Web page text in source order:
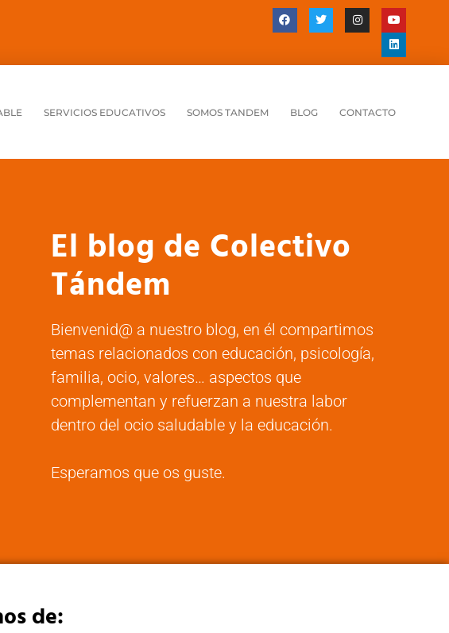
SERVICIOS EDUCATIVOS SOMOS TANDEM BLOG CONTACTO
El blog de Colectivo
Tándem
Bienvenid@ a nuestro blog, en él compartimos
temas relacionados con educación, psicología,
familia, ocio, valores… aspectos que
complementan y refuerzan a nuestra labor
dentro del ocio saludable y la educación.
Esperamos que os guste.
de: